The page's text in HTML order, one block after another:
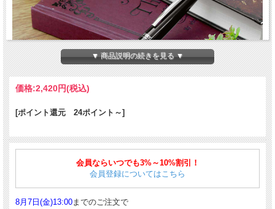
重厚感溢れる万年筆型のエレガントなデザインが大人の品格をもたらす逸品。携帯
感をもたらしてくれます。キャップ開閉のたびに指先に感じる、カチッと心地よい
嵌合。ノックボタンは、キャップを後軸にはめると自動的に突出します。この機構
▼ 商品説明の続きを見る ▼
価格:2,420円(税込)
[ポイント還元 24ポイント～]
会員ならいつでも3%～10%割引！
会員登録についてはこちら
8月7日(金)13:00 までのご注文で